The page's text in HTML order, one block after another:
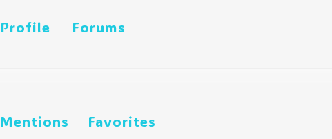
Profile Forums
Mentions Favorites